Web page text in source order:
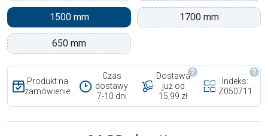
1500 mm 1700 mm
650 mm
Produkt na
zamówienie
Czas
dostawy
7-10 dni
Dostawa
już od
15,99 zł
Indeks:
Z050711